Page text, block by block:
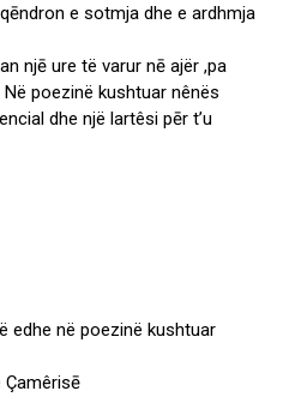
e sotmja dhe e ardhmja
njē ure të varur nē ajër ,pa
poezinë kushtuar nênës
dhe një lartêsi pēr t’u
edhe në poezinë kushtuar